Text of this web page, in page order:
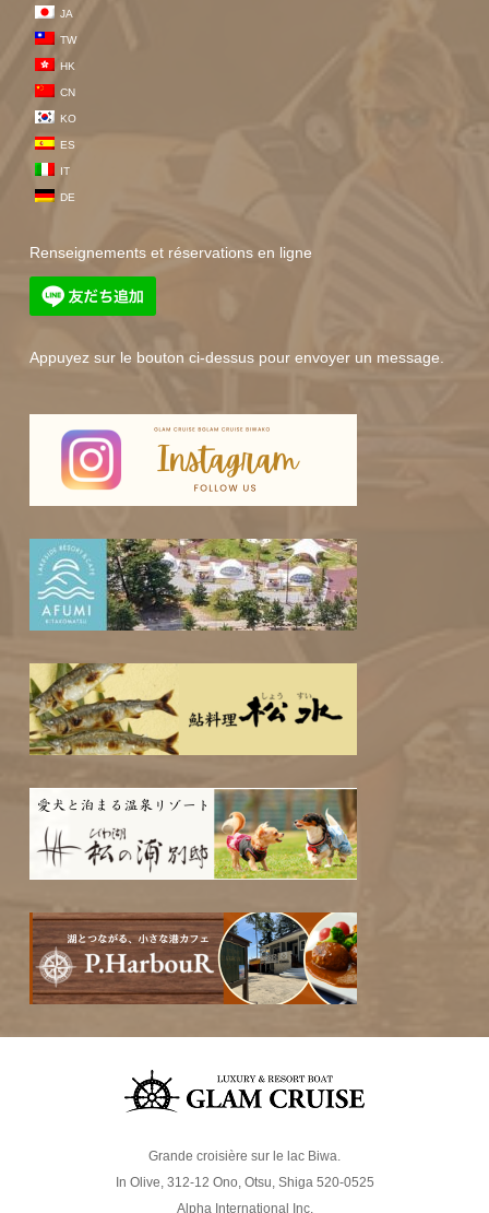
JA
TW
HK
CN
KO
ES
IT
DE
Renseignements et réservations en ligne
Appuyez sur le bouton ci-dessus pour envoyer un message.
Grande croisière sur le lac Biwa.
In Olive, 312-12 Ono, Otsu, Shiga 520-0525
Alpha International Inc.